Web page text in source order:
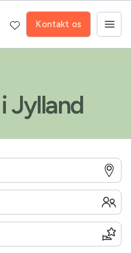
Kontakt os
Jylland